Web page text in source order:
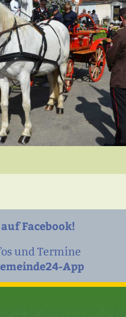
auf Facebook!
und Termine
App